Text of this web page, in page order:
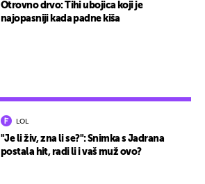
LOL
"Je li živ, zna li se?": Snimka s Jadrana
postala hit, radi li i vaš muž ovo?
Otrovno drvo: Tihi ubojica koji je
najopasniji kada padne kiša